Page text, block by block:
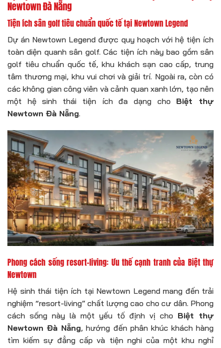
Newtown Đà Nẵng
Tiện ích sân golf tiêu chuẩn quốc tế tại Newtown Legend
Dự án Newtown Legend được quy hoạch với hệ tiện ích
toàn diện quanh sân golf. Các tiện ích này bao gồm sân
golf tiêu chuẩn quốc tế, khu khách sạn cao cấp, trung
tâm thương mại, khu vui chơi và giải trí. Ngoài ra, còn có
các không gian công viên và cảnh quan xanh lớn, tạo nên
một hệ sinh thái tiện ích đa dạng cho Biệt thự
Newtown Đà Nẵng.
Phong cách sống resort-living: Ưu thế cạnh tranh của Biệt thự
Newtown
Hệ sinh thái tiện ích tại Newtown Legend mang đến trải
nghiệm “resort-living” chất lượng cao cho cư dân. Phong
cách sống này là một yếu tố định vị cho Biệt thự
Newtown Đà Nẵng, hướng đến phân khúc khách hàng
tìm kiếm sự đẳng cấp và tiện nghi của một khu nghỉ